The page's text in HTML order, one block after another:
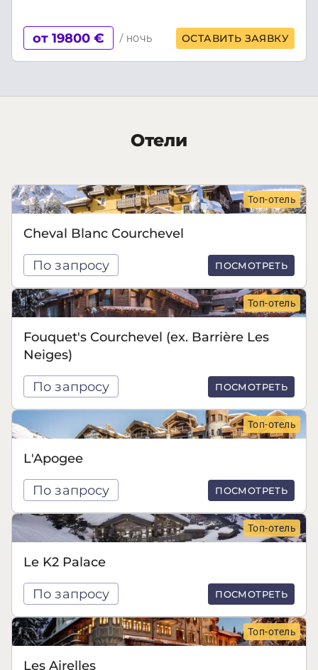
от 19800 € / ночь ОСТАВИТЬ ЗАЯВКУ
Отели
Топ-отель
Cheval Blanc Courchevel
По запросу ПОСМОТРЕТЬ
Топ-отель
Fouquet's Courchevel (ex. Barrière Les
Neiges)
По запросу ПОСМОТРЕТЬ
Топ-отель
L'Apogee
По запросу ПОСМОТРЕТЬ
Топ-отель
Le K2 Palace
По запросу ПОСМОТРЕТЬ
Топ-отель
Les Airelles